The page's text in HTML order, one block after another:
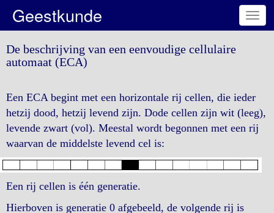
Geestkunde
De beschrijving van een eenvoudige cellulaire
automaat (ECA)
Een ECA begint met een horizontale rij cellen, die ieder
hetzij dood, hetzij levend zijn. Dode cellen zijn wit (leeg),
levende zwart (vol). Meestal wordt begonnen met een rij
waarvan de middelste levend cel is:
Een rij cellen is één generatie.
Hierboven is generatie 0 afgebeeld, de volgende rij is